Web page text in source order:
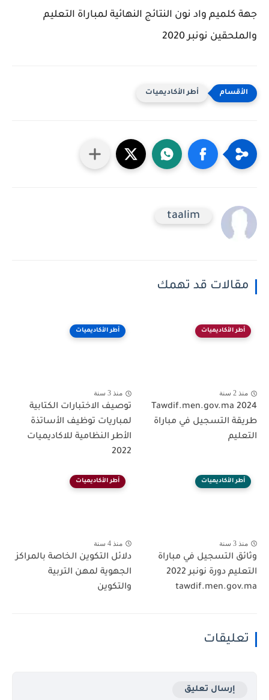
جهة كلميم واد نون النتائج النهائية لمباراة التعليم
والملحقين نونبر 2020
أطر الأكاديميات
taalim
مقالات قد تهمك
أطر الأكاديميات
منذ 2 سنة
Tawdif.men.gov.ma 2024
طريقة التسجيل في مباراة
التعليم
أطر الأكاديميات
منذ 3 سنة
توصيف الاختبارات الكتابية
لمباريات توظيف الأساتذة
الأطر النظامية للاكاديميات
2022
أطر الأكاديميات
منذ 3 سنة
وثائق التسجيل في مباراة
التعليم دورة نونبر 2022
tawdif.men.gov.ma
أطر الأكاديميات
منذ 4 سنة
دلائل التكوين الخاصة بالمراكز
الجهوية لمهن التربية
والتكوين
تعليقات
إرسال تعليق